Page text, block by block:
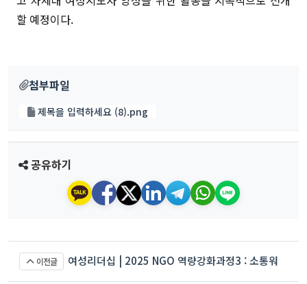
할 예정이다.
첨부파일
제목을 입력하세요 (8).png
공유하기
이전글
여성리더십 | 2025 NGO 역량강화과정3 : 소통워